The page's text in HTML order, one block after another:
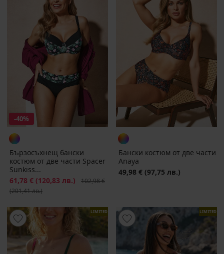
-40%
Бързосъхнещ бански
костюм от две части Spacer
Sunkiss...
Намаление
61,78 € (120,83 лв.) Първоначална цена
102,98 €
(201,41 лв.)
Бански костюм от две части
Anaya
49,98 € (97,75 лв.)
LIMITED LIMITED